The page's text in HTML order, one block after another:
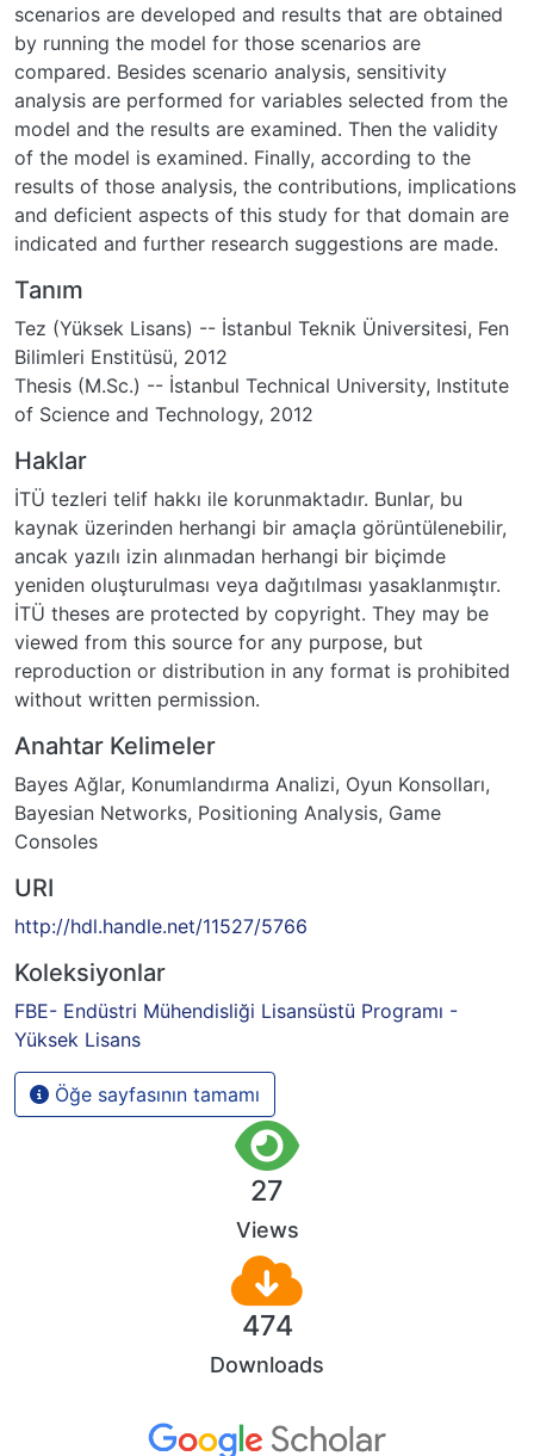
scenarios are developed and results that are obtained
by running the model for those scenarios are
compared. Besides scenario analysis, sensitivity
analysis are performed for variables selected from the
model and the results are examined. Then the validity
of the model is examined. Finally, according to the
results of those analysis, the contributions, implications
and deficient aspects of this study for that domain are
indicated and further research suggestions are made.
Tanım
Tez (Yüksek Lisans) -- İstanbul Teknik Üniversitesi, Fen
Bilimleri Enstitüsü, 2012
Thesis (M.Sc.) -- İstanbul Technical University, Institute
of Science and Technology, 2012
Haklar
İTÜ tezleri telif hakkı ile korunmaktadır. Bunlar, bu
kaynak üzerinden herhangi bir amaçla görüntülenebilir,
ancak yazılı izin alınmadan herhangi bir biçimde
yeniden oluşturulması veya dağıtılması yasaklanmıştır.
İTÜ theses are protected by copyright. They may be
viewed from this source for any purpose, but
reproduction or distribution in any format is prohibited
without written permission.
Anahtar Kelimeler
Bayes Ağlar, Konumlandırma Analizi, Oyun Konsolları,
Bayesian Networks, Positioning Analysis, Game
Consoles
URI
http://hdl.handle.net/11527/5766
Koleksiyonlar
FBE- Endüstri Mühendisliği Lisansüstü Programı -
Yüksek Lisans
Öğe sayfasının tamamı
27
Views
474
Downloads